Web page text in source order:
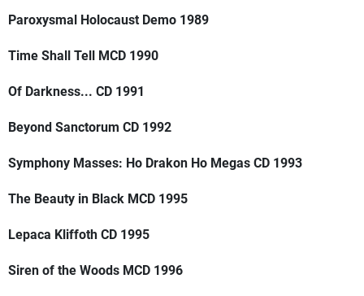
Paroxysmal Holocaust Demo 1989
Time Shall Tell MCD 1990
Of Darkness... CD 1991
Beyond Sanctorum CD 1992
Symphony Masses: Ho Drakon Ho Megas CD 1993
The Beauty in Black MCD 1995
Lepaca Kliffoth CD 1995
Siren of the Woods MCD 1996